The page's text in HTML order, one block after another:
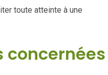
toute atteinte à une
concernées